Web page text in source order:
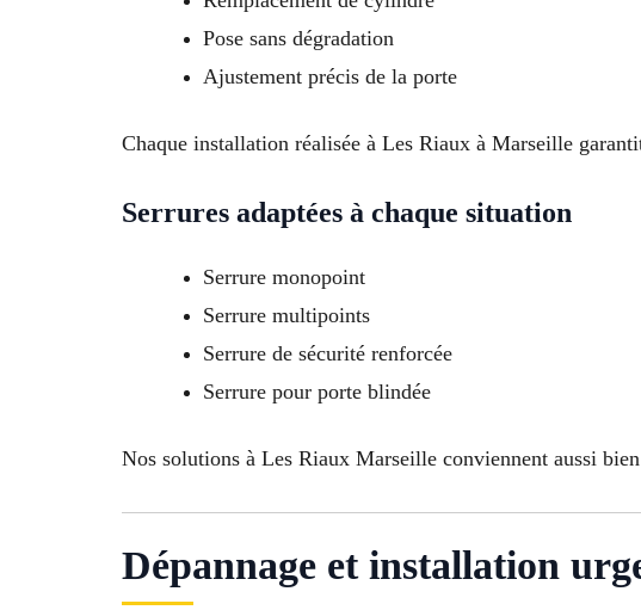
Pose sans dégradation
Ajustement précis de la porte
Chaque installation réalisée à Les Riaux à Marseille
Serrures adaptées à chaque situation
Serrure monopoint
Serrure multipoints
Serrure de sécurité renforcée
Serrure pour porte blindée
Nos solutions à Les Riaux Marseille conviennent aussi
Dépannage et installation